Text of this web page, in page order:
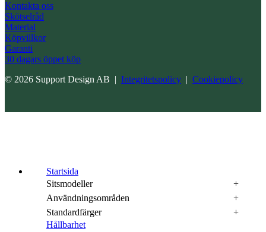
Kontakta oss
Skötselråd
Material
Köpvillkor
Garanti
30 dagars öppet köp
© 2026 Support Design AB | Integritetspolicy | Cookiepolicy
Startsida
Sitsmodeller
Användningsområden
Standardfärger
Hållbarhet